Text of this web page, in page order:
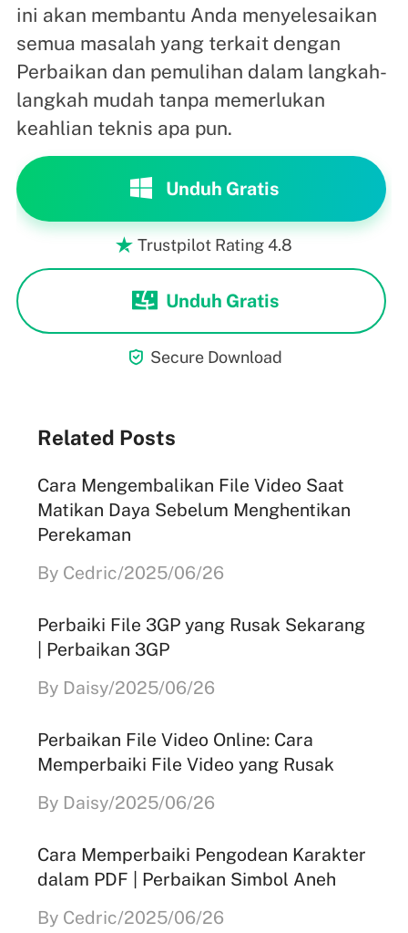
ini akan membantu Anda menyelesaikan
semua masalah yang terkait dengan
Perbaikan dan pemulihan dalam langkah-
langkah mudah tanpa memerlukan
keahlian teknis apa pun.
Unduh Gratis
 Trustpilot Rating 4.8
Unduh Gratis
 Secure Download
Related Posts
Cara Mengembalikan File Video Saat
Matikan Daya Sebelum Menghentikan
Perekaman
By Cedric/2025/06/26
Perbaiki File 3GP yang Rusak Sekarang
| Perbaikan 3GP
By Daisy/2025/06/26
Perbaikan File Video Online: Cara
Memperbaiki File Video yang Rusak
By Daisy/2025/06/26
Cara Memperbaiki Pengodean Karakter
dalam PDF | Perbaikan Simbol Aneh
By Cedric/2025/06/26